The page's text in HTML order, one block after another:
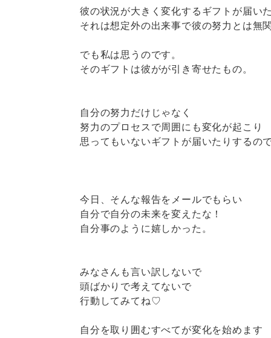
彼の状況が大きく変化するギフトが届いた
それは想定外の出来事で彼の努力とは無
でも私は思うのです。
そのギフトは彼がが引き寄せたもの。
自分の努力だけじゃなく
努力のプロセスで周囲にも変化が起こり
思ってもいないギフトが届いたりするの
今日、そんな報告をメールでもらい
自分で自分の未来を変えたな！
自分事のように嬉しかった。
みなさんも言い訳しないで
頭ばかりで考えてないで
行動してみてね♡
自分を取り囲むすべてが変化を始めます